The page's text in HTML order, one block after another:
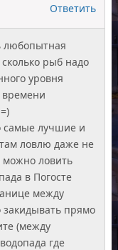
Ответить
любопытная
рыб надо
уровня
времени
самые лучшие и
ловлю даже не
можно ловить
в Погосте
между
прямо
(между
где